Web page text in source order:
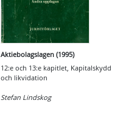
Aktiebolagslagen (1995)
12:e och 13:e kapitlet, Kapitalskydd
och likvidation
Stefan Lindskog